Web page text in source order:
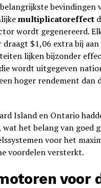
multiplicatoreffect
wordt gegenereerd.
$1,06 extra bij aan
lijken bijzonder
wordt uitgegeven
hoger rendement dan
Island en Ontario
het belang van goed
voor het
voordelen versterkt.
voor